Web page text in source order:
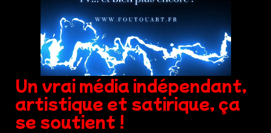
Un vrai média indépendant,
artistique et satirique, ça
se soutient !